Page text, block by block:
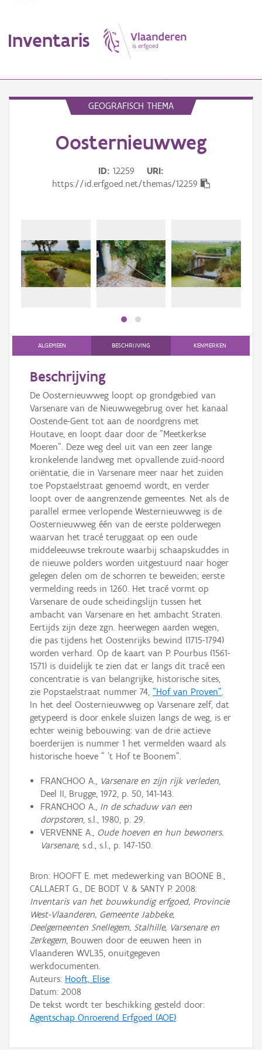
Inventaris
Erfgoedobject
Gebeurtenis
Persoon of collectief
Aanmelden
GEOGRAFISCH THEMA
Oosternieuwweg
ID 12259
URI
https://id.erfgoed.net/themas/12259
ALGEMEEN BESCHRIJVING KENMERKEN
Beschrijving
De Oosternieuwweg loopt op grondgebied van
Varsenare van de Nieuwwegebrug over het kanaal
Oostende-Gent tot aan de noordgrens met
Houtave, en loopt daar door de "Meetkerkse
Moeren". Deze weg deel uit van een zeer lange
kronkelende landweg met opvallende zuid-noord
oriëntatie, die in Varsenare meer naar het zuiden
toe Popstaelstraat genoemd wordt, en verder
loopt over de aangrenzende gemeentes. Net als de
parallel ermee verlopende Westernieuwweg is de
Oosternieuwweg één van de eerste polderwegen
waarvan het tracé teruggaat op een oude
middeleeuwse trekroute waarbij schaapskuddes in
de nieuwe polders worden uitgestuurd naar hoger
gelegen delen om de schorren te beweiden; eerste
vermelding reeds in 1260. Het tracé vormt op
Varsenare de oude scheidingslijn tussen het
ambacht van Varsenare en het ambacht Straten.
Eertijds zijn deze zgn. heerwegen aarden wegen,
die pas tijdens het Oostenrijks bewind (1715-1794)
worden verhard. Op de kaart van P. Pourbus (1561-
1571) is duidelijk te zien dat er langs dit tracé een
concentratie is van belangrijke, historische sites,
zie Popstaelstraat nummer 74, "Hof van Proven".
In het deel Oosternieuwweg op Varsenare zelf, dat
getypeerd is door enkele sluizen langs de weg, is er
echter weinig bebouwing: van de drie actieve
boerderijen is nummer 1 het vermelden waard als
historische hoeve " 't Hof te Boonem".
FRANCHOO A., Varsenare en zijn rijk verleden,
Deel II, Brugge, 1972, p. 50, 141-143.
FRANCHOO A., In de schaduw van een
dorpstoren, s.l., 1980, p. 29.
VERVENNE A., Oude hoeven en hun bewoners.
Varsenare, s.d., s.l., p. 147-150.
Bron: HOOFT E. met medewerking van BOONE B.,
CALLAERT G., DE BODT V. & SANTY P. 2008:
Inventaris van het bouwkundig erfgoed, Provincie
West-Vlaanderen, Gemeente Jabbeke,
Deelgemeenten Snellegem, Stalhille, Varsenare en
Zerkegem, Bouwen door de eeuwen heen in
Vlaanderen WVL35, onuitgegeven
werkdocumenten.
Auteurs: Hooft, Elise
Datum: 2008
De tekst wordt ter beschikking gesteld door:
Agentschap Onroerend Erfgoed (AOE)